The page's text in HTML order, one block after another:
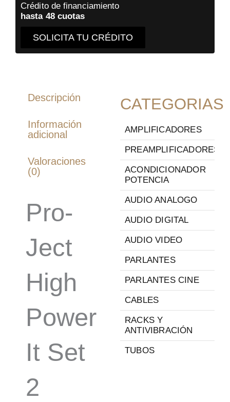
Crédito de financiamiento
hasta 48 cuotas
SOLICITA TU CRÉDITO
Descripción
Información
adicional
Valoraciones
(0)
Pro-
Ject
High
Power
It Set
2
CATEGORIAS
AMPLIFICADORES
PREAMPLIFICADORES
ACONDICIONADOR
POTENCIA
AUDIO ANALOGO
AUDIO DIGITAL
AUDIO VIDEO
PARLANTES
PARLANTES CINE
CABLES
RACKS Y
ANTIVIBRACIÓN
TUBOS